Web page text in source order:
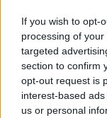
If you wish to opt-
processing of
targeted
section to confirm
opt-out request is
interest-based
us or personal
Φωτιά στη
ελικόπτερο
πριν 9 λεπτά
Φιλική ήττα για
0 από την
πριν 10 λεπτά